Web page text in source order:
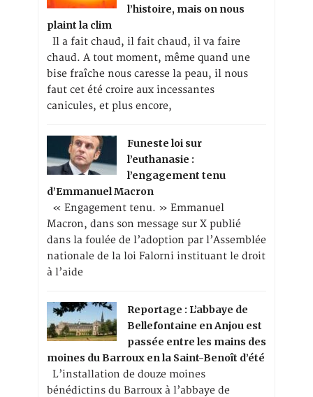
l’histoire, mais on nous
plaint la clim
Il a fait chaud, il fait chaud, il va faire
chaud. A tout moment, même quand une
bise fraîche nous caresse la peau, il nous
faut cet été croire aux incessantes
canicules, et plus encore,
Funeste loi sur
l’euthanasie :
l’engagement tenu
d’Emmanuel Macron
« Engagement tenu. » Emmanuel
Macron, dans son message sur X publié
dans la foulée de l’adoption par l’Assemblée
nationale de la loi Falorni instituant le droit
à l’aide
Reportage : L’abbaye de
Bellefontaine en Anjou est
passée entre les mains des
moines du Barroux en la Saint-Benoît d’été
L’installation de douze moines
bénédictins du Barroux à l’abbaye de